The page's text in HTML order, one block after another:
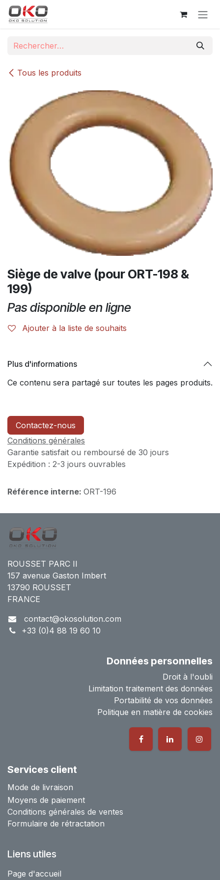
Se rendre au contenu
Tous les produits
Siège de valve (pour ORT-198 &
199)
Pas disponible en ligne
Ajouter à la liste de souhaits
Plus d'informations
Ce contenu sera partagé sur toutes les pages produits.
Contactez-nous
Conditions générales
Garantie satisfait ou remboursé de 30 jours
Expédition : 2-3 jours ouvrables
Référence interne: ORT-196
ROUSSET PARC II
157 avenue Gaston Imbert
13790 ROUSSET
FRANCE
contact@okosolution.com
+33 (0)4 88 19 60 10
Données personnelles
Droit à l'oubli
Limitation traitement des données
Portabilité de vos données
Politique en matière de cookies
Services client
Mode de livraison
Moyens de paiement
Conditions générales de ventes
Formulaire de rétractation
Liens utiles
Page d'accueil